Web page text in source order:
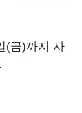
(금)까지 사